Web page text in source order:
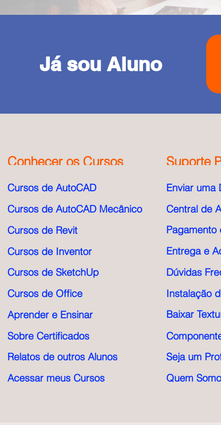
Já sou Aluno
Conhecer os Cursos
Cursos de AutoCAD
Cursos de AutoCAD Mecânico
Cursos de Revit
Cursos de Inventor
Cursos de SketchUp
Cursos de Office
Aprender e Ensinar
Sobre Certificados
Relatos de outros Alunos
Acessar meus Cursos
Suporte
Enviar uma
Central de
Pagamento
Entrega e
Dúvidas
Instalação
Baixar
Seja um
Quem